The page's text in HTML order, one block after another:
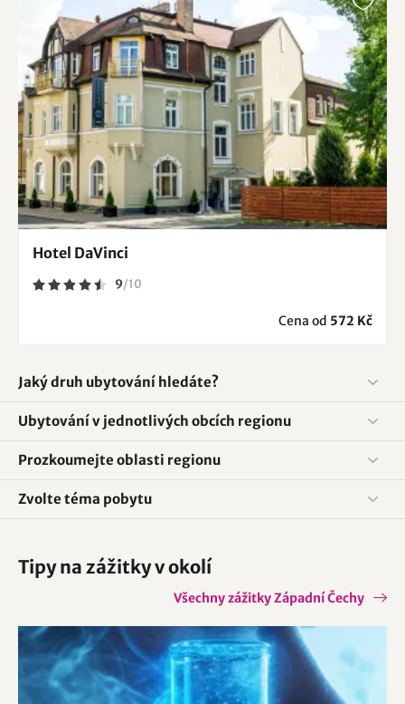
Hotel DaVinci
9/10
Cena od 572 Kč
Jaký druh ubytování hledáte?
Ubytování v jednotlivých obcích regionu
Prozkoumejte oblasti regionu
Zvolte téma pobytu
Tipy na zážitky v okolí
Všechny zážitky Západní Čechy